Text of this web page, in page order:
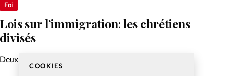
COOKIES
Foi
Lois sur l’immigration: les chrétiens
divisés
Deux politiciens chrétiens romands donnent leur point
de vue sur les lois soumises en votation populaire le 24